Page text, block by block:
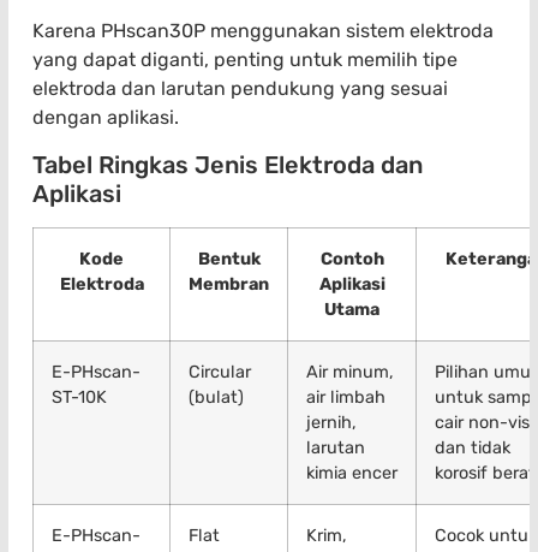
Karena PHscan30P menggunakan sistem elektroda
yang dapat diganti, penting untuk memilih tipe
elektroda dan larutan pendukung yang sesuai
dengan aplikasi.
Tabel Ringkas Jenis Elektroda dan
Aplikasi
Kode
Elektroda
Bentuk
Membran
Contoh
Aplikasi
Utama
E-PHscan-
ST-10K
Circular
(bulat)
Air minum,
air limbah
jernih,
larutan
kimia encer
Pilihan
untuk
cair non-
dan tidak
korosif
E-PHscan-
Flat
Krim,
Cocok untuk